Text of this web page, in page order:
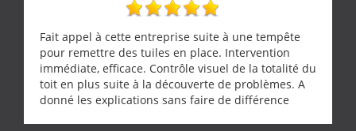
Fait appel à cette entreprise suite à une tempête
pour remettre des tuiles en place. Intervention
immédiate, efficace. Contrôle visuel de la totalité du
toit en plus suite à la découverte de problèmes. A
donné les explications sans faire de différence